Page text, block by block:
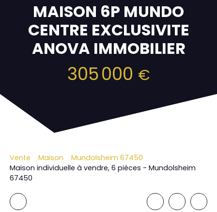
MAISON 6P MUNDO
CENTRE EXCLUSIVITE
ANOVA IMMOBILIER
305 000 €
Vente Maison
Mundolsheim 67450
Maison individuelle à vendre, 6 pièces - Mundolsheim
67450